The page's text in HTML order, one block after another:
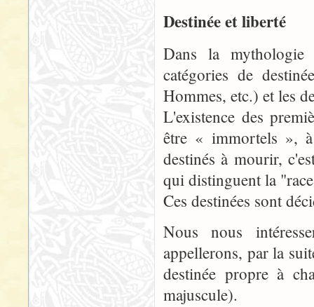
Destinée et liberté
Dans la
catégories de
Hommes, etc.) et les
L'existence des
être « immortels »,
destinés à mourir,
qui distinguent la
Ces destinées sont
Nous nous
appellerons, par la
destinée propre à
majuscule).